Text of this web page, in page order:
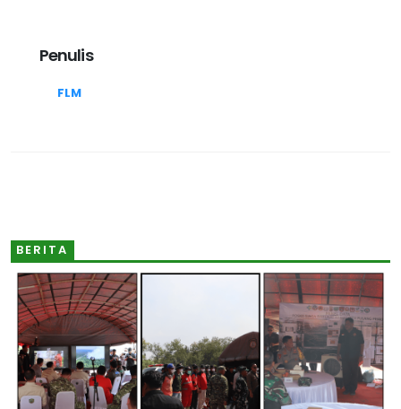
Penulis
FLM
BERITA